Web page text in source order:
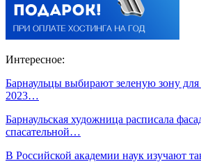
Интересное:
Барнаульцы выбирают зеленую зону для
2023…
Барнаульская художница расписала
спасательной…
В Российской академии наук изучают